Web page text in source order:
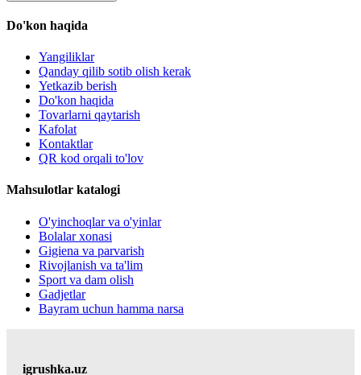
Do'kon haqida
Yangiliklar
Qanday qilib sotib olish kerak
Yetkazib berish
Do'kon haqida
Tovarlarni qaytarish
Kafolat
Kontaktlar
QR kod orqali to'lov
Mahsulotlar katalogi
O'yinchoqlar va o'yinlar
Bolalar xonasi
Gigiena va parvarish
Rivojlanish va ta'lim
Sport va dam olish
Gadjetlar
Bayram uchun hamma narsa
igrushka.uz